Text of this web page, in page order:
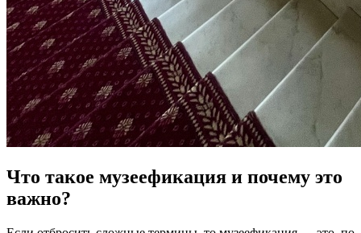
Что такое музеефикация и почему это
важно?